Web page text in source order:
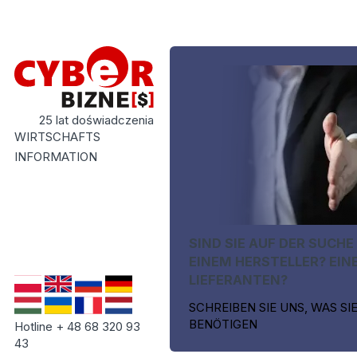
25 lat doświadczenia
WIRTSCHAFTS
INFORMATION
Hotline + 48 68 320 93
43
SIND SIE AUF DER
EINEM HERSTELLER?
LIEFERANTEN?
SCHREIBEN SIE UNS, WAS SIE
BENÖTIGEN